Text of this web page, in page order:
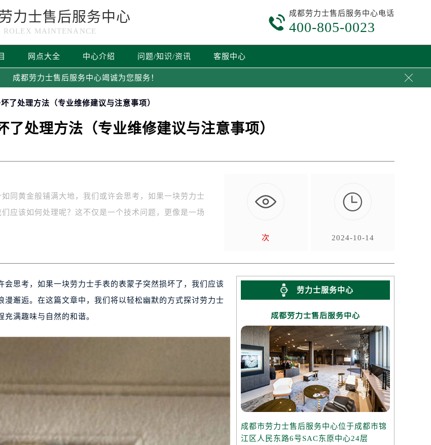
力士售后服务中心
ROLEX MAINTENANCE

成都劳力士售后服务中心电话
400-805-0023
网点大全 中心介绍 问题/知识/资讯 客服中心
成都劳力士售后服务中心竭诚为您服务！ 
了处理方法（专业维修建议与注意事项）
了处理方法（专业维修建议与注意事项）
同黄金般铺满大地，我们或许会思考，如果一块劳力士
应该如何处理呢？这不仅是一个技术问题，更像是一场
次

2024-10-14
思考，如果一块劳力士手表的表蒙子突然损坏了，我们应该
邂逅。在这篇文章中，我们将以轻松幽默的方式探讨劳力士
满趣味与自然的和谐。
劳力士服务中心
成都劳力士售后服务中心
成都市劳力士售后服务中心位于成都市锦
江区人民东路6号SAC东原中心24层